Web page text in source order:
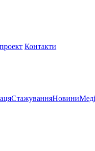
Контакти
СтажуванняНовини